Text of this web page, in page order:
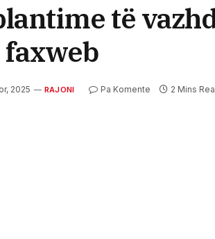
të
2025 RAJONI Pa Komente 2 Mins